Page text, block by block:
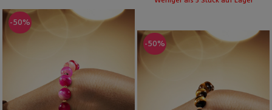
-50%
-50%